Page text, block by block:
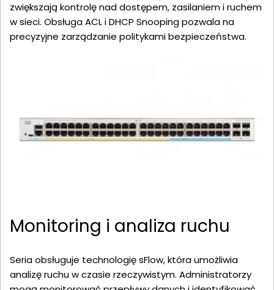
zwiększają kontrolę nad dostępem, zasilaniem i ruchem
w sieci. Obsługa ACL i DHCP Snooping pozwala na
precyzyjne zarządzanie politykami bezpieczeństwa.
Monitoring i analiza ruchu
Seria obsługuje technologię sFlow, która umożliwia
analizę ruchu w czasie rzeczywistym. Administratorzy